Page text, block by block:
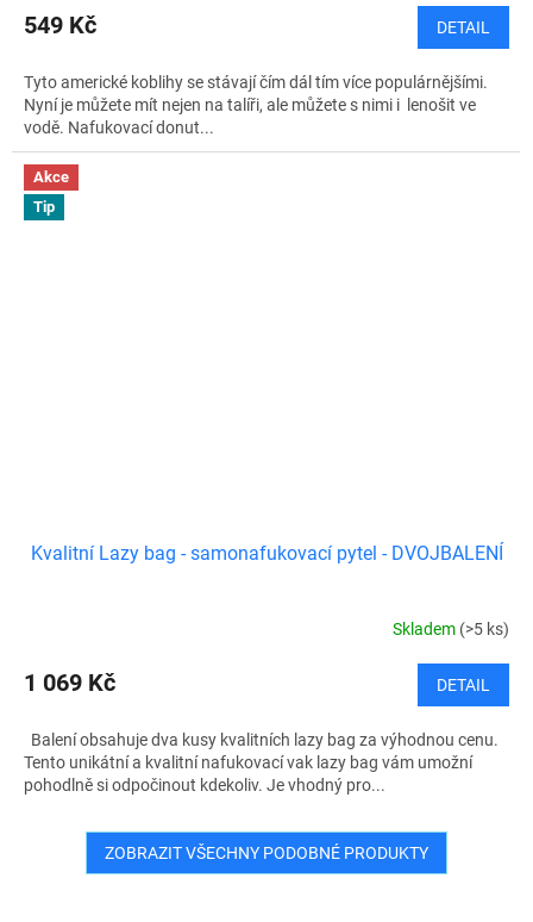
549 Kč DETAIL
Tyto americké koblihy se stávají čím dál tím více populárnějšími.
Nyní je můžete mít nejen na talíři, ale můžete s nimi i lenošit ve
vodě. Nafukovací donut...
Akce
Tip
Kvalitní Lazy bag - samonafukovací pytel - DVOJBALENÍ
Skladem (>5 ks)
1 069 Kč DETAIL
Balení obsahuje dva kusy kvalitních lazy bag za výhodnou cenu.
Tento unikátní a kvalitní nafukovací vak lazy bag vám umožní
pohodlně si odpočinout kdekoliv. Je vhodný pro...
ZOBRAZIT VŠECHNY PODOBNÉ PRODUKTY